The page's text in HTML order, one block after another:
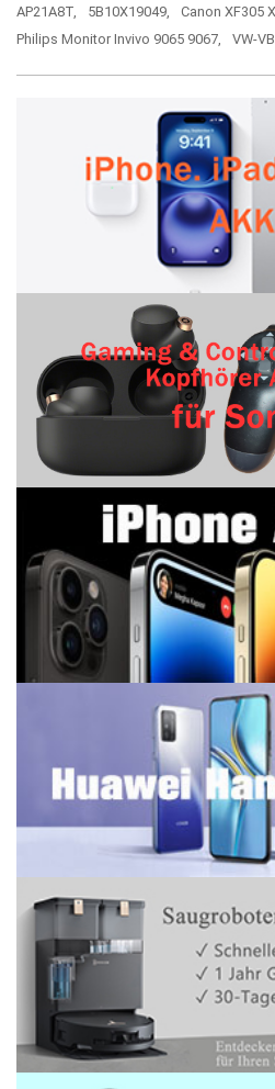
AP21A8T,
5B10X19049,
Canon XF305
Philips Monitor Invivo 9065 9067,
VW-